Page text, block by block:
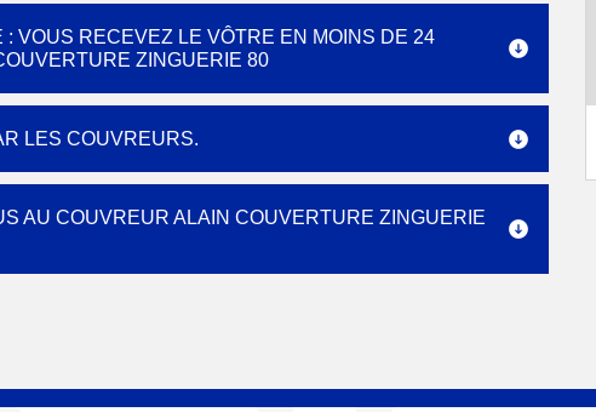
VOUS RECEVEZ LE VÔTRE EN MOINS DE 24
ZINGUERIE 80
LES COUVREURS.
AU COUVREUR ALAIN COUVERTURE ZINGUERIE